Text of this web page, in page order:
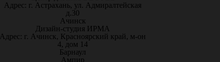
Адрес: г. Астрахань, ул. Адмиралтейская
д.30
Ачинск
Дизайн-студия ИРМА
Адрес: г. Ачинск, Красноярский край, м-он
4, дом 14
Барнаул
Ампир